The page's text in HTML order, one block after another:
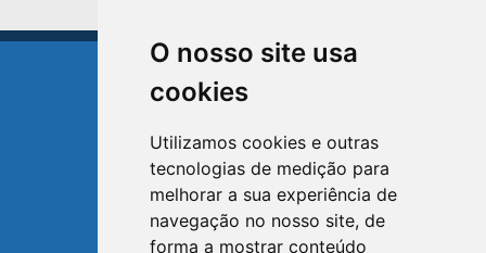
O nosso site usa
cookies
Utilizamos cookies e outras
tecnologias de medição para
melhorar a sua experiência de
navegação no nosso site, de
forma a mostrar conteúdo
TRIUNFO
RIO GRANDE DO SUL